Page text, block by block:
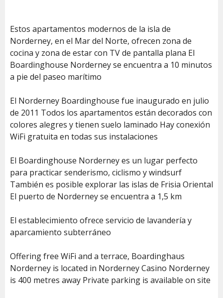
Estos apartamentos modernos de la isla de
Norderney, en el Mar del Norte, ofrecen zona de
cocina y zona de estar con TV de pantalla plana El
Boardinghouse Norderney se encuentra a 10 minutos
a pie del paseo marítimo
El Norderney Boardinghouse fue inaugurado en julio
de 2011 Todos los apartamentos están decorados con
colores alegres y tienen suelo laminado Hay conexión
WiFi gratuita en todas sus instalaciones
El Boardinghouse Norderney es un lugar perfecto
para practicar senderismo, ciclismo y windsurf
También es posible explorar las islas de Frisia Oriental
El puerto de Norderney se encuentra a 1,5 km
El establecimiento ofrece servicio de lavandería y
aparcamiento subterráneo
Offering free WiFi and a terrace, Boardinghaus
Norderney is located in Norderney Casino Norderney
is 400 metres away Private parking is available on site